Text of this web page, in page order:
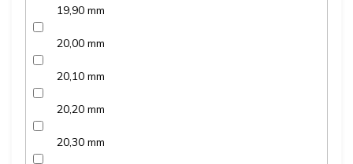
19,90 mm
20,00 mm
20,10 mm
20,20 mm
20,30 mm